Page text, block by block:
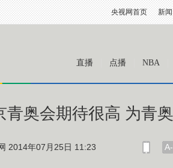
央视网首页 新闻
直播 点播 NBA
青奥会期待很高 为青
2014年07月25日 11:23 A-